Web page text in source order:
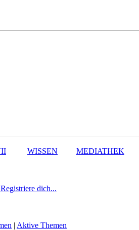
WISSEN MEDIATHEK
Registriere dich...
| Aktive Themen